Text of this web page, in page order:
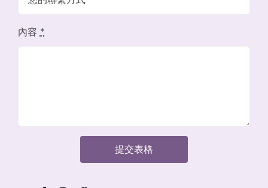
內容*
提交表格